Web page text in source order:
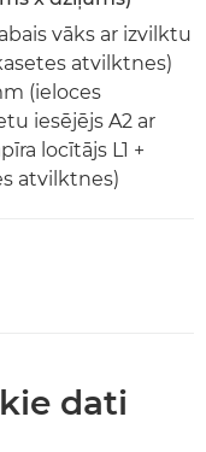
vāks ar izvilktu
atvilktnes)
(ieloces
iesējējs A2 ar
locītājs L1 +
atvilktnes)
dati